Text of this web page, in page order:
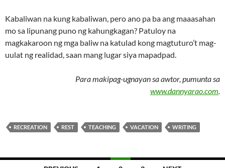
Kabaliwan na kung kabaliwan, pero ano pa ba ang maaasahan
mo sa lipunang puno ng kahungkagan? Patuloy na
magkakaroon ng mga baliw na katulad kong magtuturo’t mag-
uulat ng realidad, saan mang lugar siya mapadpad.
Para makipag-ugnayan sa awtor, pumunta sa
www.dannyarao.com.
RECREATION REST TEACHING VACATION WRITING